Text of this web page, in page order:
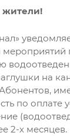
мероприятий
на
по оплате
2-х